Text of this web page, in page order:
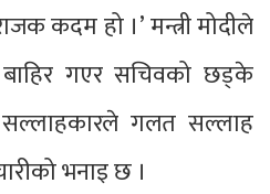
कदम हो ।’ मन्त्री मोदीले
बाहिर गएर सचिवको छड्के
सल्लाहकारले गलत सल्लाह
भनाइ छ ।